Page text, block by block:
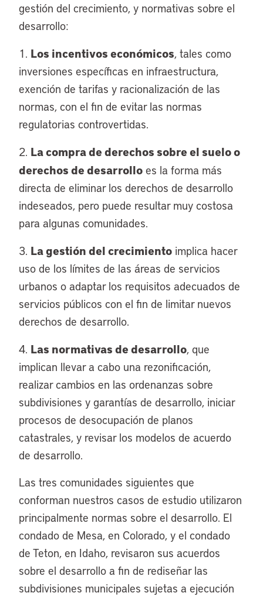
gestión del crecimiento, y normativas sobre el
desarrollo:
1. Los incentivos económicos, tales como
inversiones específicas en infraestructura,
exención de tarifas y racionalización de las
normas, con el fin de evitar las normas
regulatorias controvertidas.
2. La compra de derechos sobre el suelo o
derechos de desarrollo es la forma más
directa de eliminar los derechos de desarrollo
indeseados, pero puede resultar muy costosa
para algunas comunidades.
3. La gestión del crecimiento implica hacer
uso de los límites de las áreas de servicios
urbanos o adaptar los requisitos adecuados de
servicios públicos con el fin de limitar nuevos
derechos de desarrollo.
4. Las normativas de desarrollo, que
implican llevar a cabo una rezonificación,
realizar cambios en las ordenanzas sobre
subdivisiones y garantías de desarrollo, iniciar
procesos de desocupación de planos
catastrales, y revisar los modelos de acuerdo
de desarrollo.
Las tres comunidades siguientes que
conforman nuestros casos de estudio utilizaron
principalmente normas sobre el desarrollo. El
condado de Mesa, en Colorado, y el condado
de Teton, en Idaho, revisaron sus acuerdos
sobre el desarrollo a fin de rediseñar las
subdivisiones municipales sujetas a ejecución